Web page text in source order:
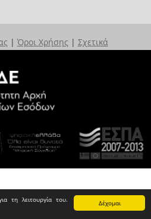
Δέχομαι
τη λειτουργία του.
| Όροι Χρήσης | Σχετικά